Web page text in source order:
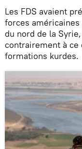
Les FDS avaient
forces
du nord de la
contrairement à ce
formations kurdes.